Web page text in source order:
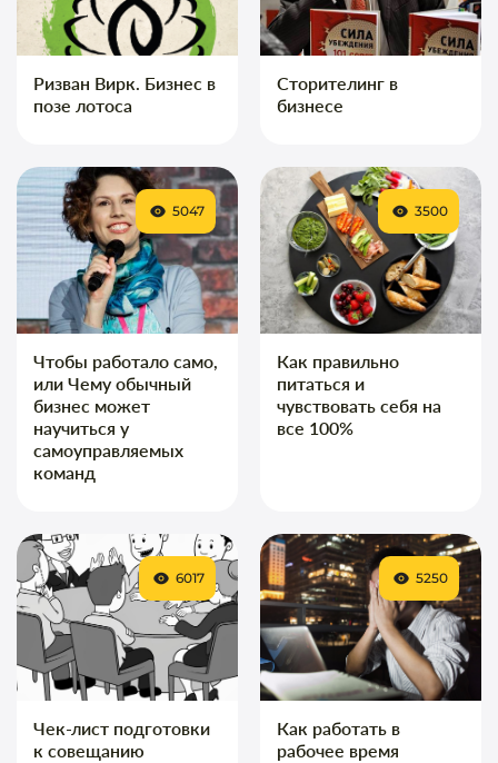
Ризван Вирк. Бизнес в
позе лотоса
Сторителинг в
бизнесе
Чтобы работало само,
или Чему обычный
бизнес может
научиться у
самоуправляемых
команд
5047
Как правильно
питаться и
чувствовать себя на
все 100%
3500
Чек-лист подготовки
к совещанию
6017
Как работать в
рабочее время
5250